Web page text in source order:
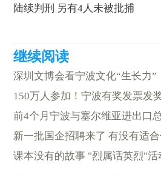
陆续判刑 另有4人未被批捕
深圳文博会看宁波文化“生长力”
150万人参加！宁波有奖发票发
前4个月宁波与塞尔维亚进出口
新一批国企招聘来了 有没有适
课本没有的故事 "烈属话英烈"活